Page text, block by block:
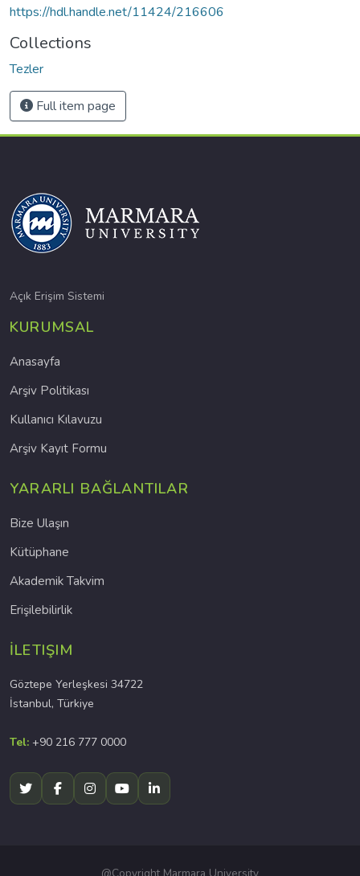
https://hdl.handle.net/11424/216606
Collections
Tezler
Full item page
Açık Erişim Sistemi
KURUMSAL
Anasayfa
Arşiv Politikası
Kullanıcı Kılavuzu
Arşiv Kayıt Formu
YARARLI BAĞLANTILAR
Bize Ulaşın
Kütüphane
Akademik Takvim
Erişilebilirlik
İLETIŞIM
Göztepe Yerleşkesi 34722
İstanbul, Türkiye
Tel: +90 216 777 0000